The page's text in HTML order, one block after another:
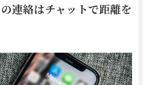
連絡はチャットで距離を